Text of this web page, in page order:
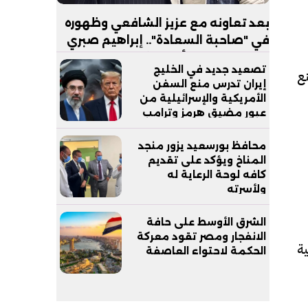
بعد تعاونه مع عزيز الشافعي وظهوره
في "صاحبة السعادة".. إبراهيم صبري
تصعيد جديد في الخليج
إيران تدرس منع السفن
الأمريكية والإسرائيلية من
عبور مضيق هرمز وترامب
يدعم وزير دفاعه
محافظ بورسعيد يزور منجد
المناخ ويؤكد على تقديم
كافه لوحة الرعاية له
ولأسرته
الشرق الأوسط على حافة
الانفجار ومصر تقود معركة
الحكمة لاحتواء العاصفة